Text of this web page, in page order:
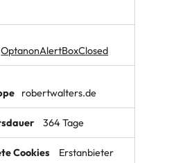
OptanonAlertBoxClosed
robertwalters.de
364 Tage
Erstanbieter